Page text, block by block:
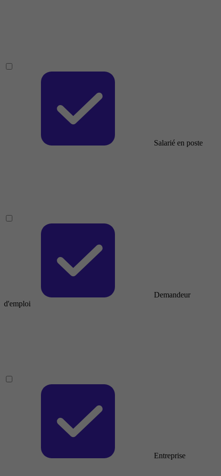
Salarié en poste
Demandeur
d'emploi
Entreprise